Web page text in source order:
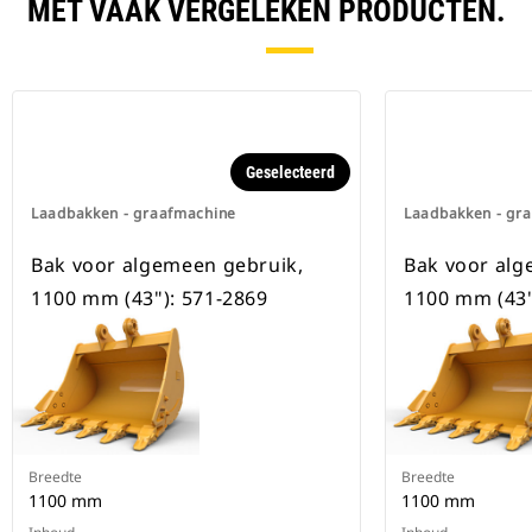
graafmachines op rupsbanden en
op wielen.
MET VAAK VERGELEKEN PRODUCTEN.
Laadbakken - graafmachine
Geselecteerd
Bak voor algemeen gebruik,
1100 mm (43"): 571-2869
Breedte
1100 mm
Laadbakken -
Bak voor
1100 mm
Breedte
1100 mm